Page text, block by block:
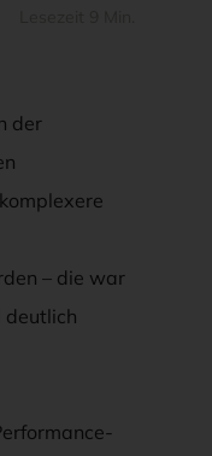
der
– die war
deutlich